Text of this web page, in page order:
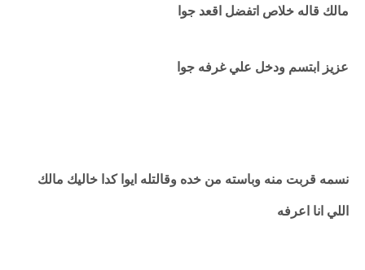
مالك قاله خلاص اتفضل اقعد جوا
عزيز ابتسم ودخل علي غرفه جوا
نسمه قربت منه وباسته من خده وقالتله ايوا كدا خاليك مالك
اللي انا اعرفه